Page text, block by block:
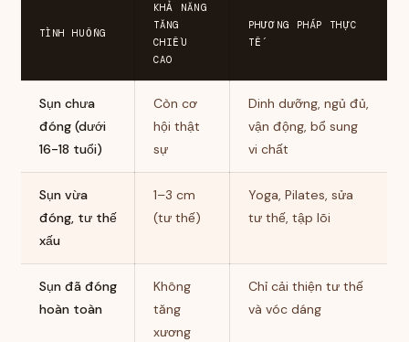
TÌNH HUỐNG
KHẢ NĂNG
TĂNG
CHIỀU
CAO
PHƯƠNG PHÁP THỰC
TẾ
Sụn chưa
đóng (dưới
16-18 tuổi)
Còn cơ
hội thật
sự
Dinh dưỡng, ngủ đủ,
vận động, bổ sung
vi chất
Sụn vừa
đóng, tư thế
xấu
1–3 cm
(tư thế)
Yoga, Pilates, sửa
tư thế, tập lõi
Sụn đã đóng
hoàn toàn
Không
tăng
xương
Chỉ cải thiện tư thế
và vóc dáng